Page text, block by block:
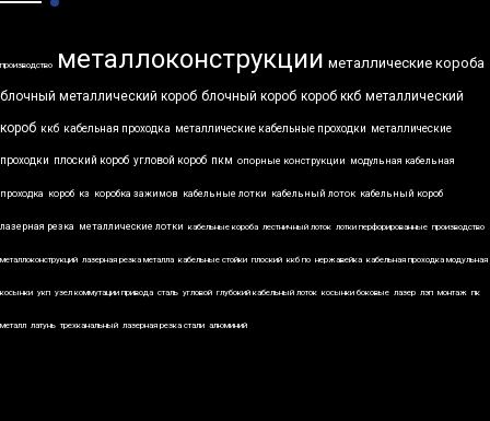
производство металлоконструкции металлические короба
блочный металлический короб блочный короб короб ккб металлический
короб ккб кабельная проходка металлические кабельные проходки металлические
проходки плоский короб угловой короб пкм опорные конструкции модульная кабельная
проходка короб кз коробка зажимов кабельные лотки кабельный лоток кабельный короб
лазерная резка металлические лотки кабельные короба лестничный лоток лотки перфорированные производство
металлоконструкций лазерная резка металла кабельные стойки плоский ккб по нержавейка кабельная проходка модульная
косынки укп узел коммутации привода сталь угловой глубокий кабельный лоток косынки боковые лазер лэп монтаж пк
металл латунь трехканальный лазерная резка стали алюминий